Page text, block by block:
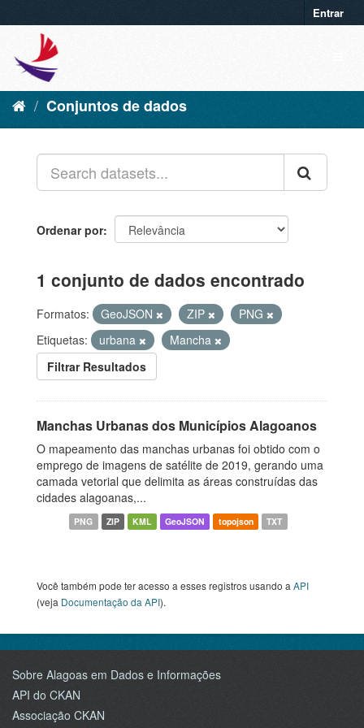
Entrar
Conjuntos de dados
Ordenar por
1 conjunto de dados encontrado
Formatos: GeoJSON ZIP
PNG
Etiquetas:
urbana
Mancha
Filtrar Resultados
Manchas Urbanas dos Municípios Alagoanos
O mapeamento das manchas urbanas foi obtido com o
emprego de imagens de satélite de 2019, gerando uma
camada vetorial que delimita as áreas construídas das
cidades alagoanas,...
PNG ZIP KML GeoJSON topojson TXT
Você também pode ter acesso a esses registros usando a API
(veja Documentação da API).
Sobre Alagoas em Dados e Informações
API do CKAN
Associação CKAN